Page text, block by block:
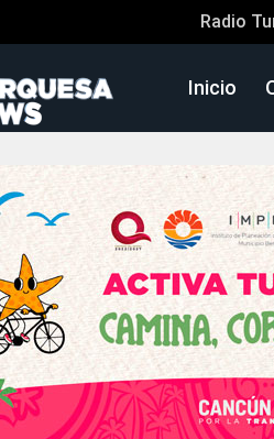
Radio
Inicio